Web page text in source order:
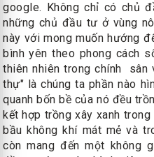
google. Không chỉ có chủ
những chủ đầu tư ở vùng
này với mong muốn hướng
bình yên theo phong cách
thiên nhiên trong chính sân
thự" là chúng ta phần nào
quanh bốn bề của nó đều
kết hợp trồng xây xanh
bầu không khí mát mẻ và
còn mang đến một không